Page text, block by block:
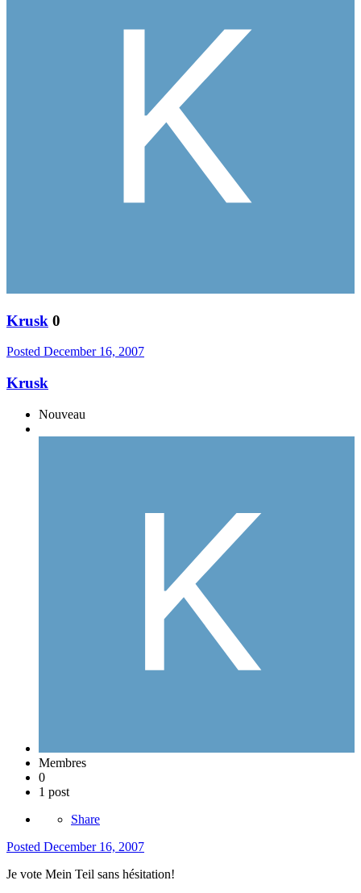
Krusk 0
Posted December 16, 2007
Krusk
Nouveau
Membres
0
1 post
Share
Posted December 16, 2007
Je vote Mein Teil sans hésitation!